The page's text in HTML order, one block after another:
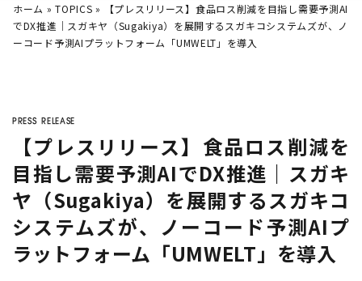
product
ノーコードで予測業務を簡単
にできる？
変形労働時間制とシフト制の
違い
福祉・仮設レンタル
の在庫適正化が
したい
トラック物流改善へのAI活用 介護現場でのシフト作成っ
て？
東急不動産のDX事例が知りたい
ホーム »TOPICS »
【プレスリリース】食品ロス削減を目指し需要予測AI
でDX推進｜スガキヤ（Sugakiya）を展開するスガキコシステムズが、ノ
ーコード予測AIプラットフォーム「UMWELT」を導入
PRESS RELEASE
【プレスリリース】食品ロス削減を
目指し需要予測AIでDX推進｜スガキ
ヤ（Sugakiya）を展開するスガキコ
システムズが、ノーコード予測AIプ
ラットフォーム「UMWELT」を導入